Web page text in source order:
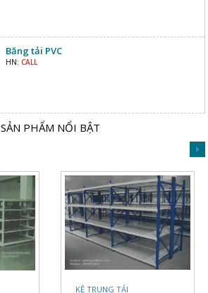
Băng tải PVC
HN: CALL
SẢN PHẨM NỔI BẬT
KỆ TRUNG TẢI